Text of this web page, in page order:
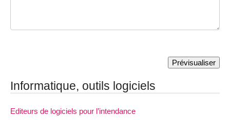
Informatique, outils logiciels
Editeurs de logiciels pour l’intendance